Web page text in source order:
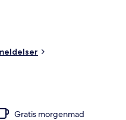
Gratis morgenmad